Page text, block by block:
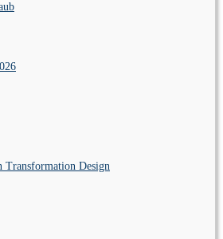
Transformation Design